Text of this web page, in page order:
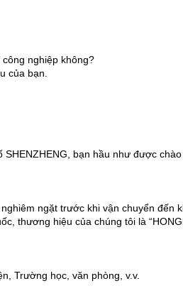
nghiệp không?
của bạn.
bạn hầu như được
ngặt trước khi vận chuyển đến
thương hiệu của chúng tôi là
Trường học, văn phòng, v.v.